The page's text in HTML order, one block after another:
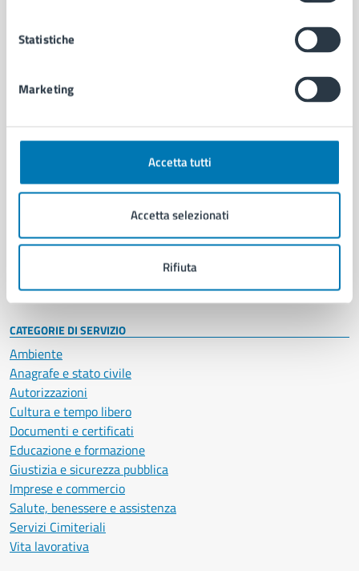
Statistiche
Marketing
Accetta tutti
Accetta selezionati
Rifiuta
Comune di Napoli
AMMINISTRAZIONE
Organi di governo
Uffici
Enti e fondazioni
Personale amministrativo
Intranet, posta aziendale e protocollo
CATEGORIE DI SERVIZIO
Ambiente
Anagrafe e stato civile
Autorizzazioni
Cultura e tempo libero
Documenti e certificati
Educazione e formazione
Giustizia e sicurezza pubblica
Imprese e commercio
Salute, benessere e assistenza
Servizi Cimiteriali
Vita lavorativa